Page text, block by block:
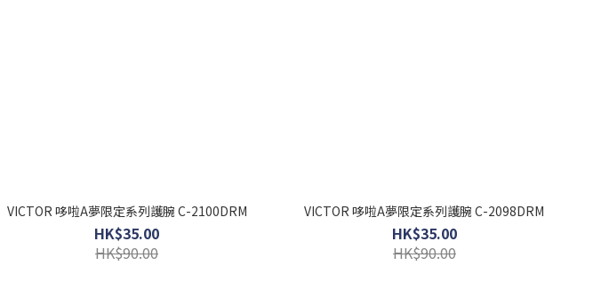
VICTOR 哆啦A夢限定系列護腕 C-2100DRM
HK$35.00
HK$90.00
VICTOR 哆啦A夢限定系列護腕 C-2098DRM
HK$35.00
HK$90.00